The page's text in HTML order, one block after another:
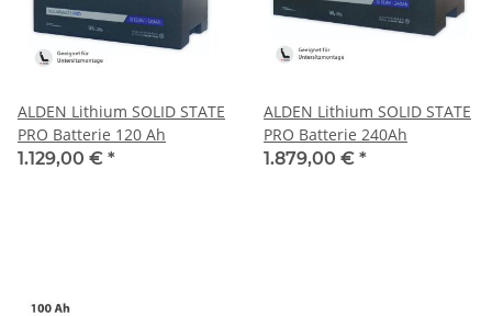
ALDEN Lithium SOLID STATE
PRO Batterie 120 Ah
1.129,00 € *
ALDEN Lithium SOLID STATE
PRO Batterie 240Ah
1.879,00 € *